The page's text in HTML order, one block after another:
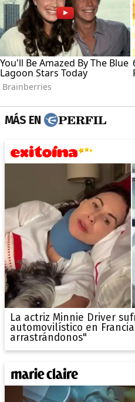
MÁS EN
La actriz Minnie Driver
automovilístico en
arrastrándonos"